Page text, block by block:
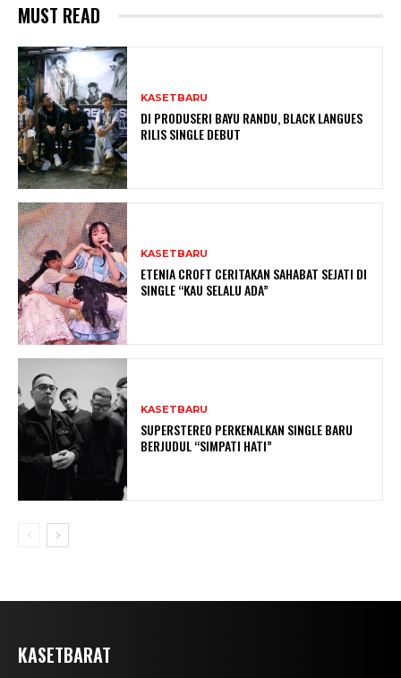
MUST READ
KASETBARU
DI PRODUSERI BAYU RANDU, BLACK LANGUES
RILIS SINGLE DEBUT
KASETBARU
ETENIA CROFT CERITAKAN SAHABAT SEJATI DI
SINGLE “KAU SELALU ADA”
KASETBARU
SUPERSTEREO PERKENALKAN SINGLE BARU
BERJUDUL “SIMPATI HATI”
KASETBARAT